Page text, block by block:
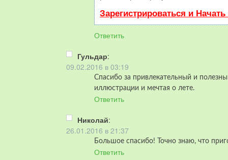
Зарегистрироваться и
Ответить
Гульдар:
09.02.2016 в 03:19
Спасибо за привлекательный и
иллюстрации и мечтая о лете.
Ответить
Николай:
26.01.2016 в 21:37
Большое спасибо! Точно знаю, что
Ответить